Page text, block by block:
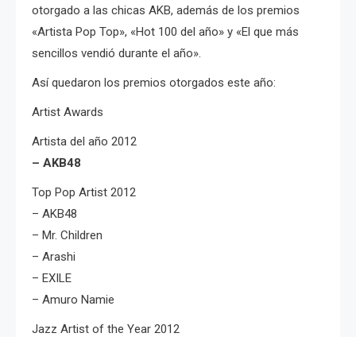
otorgado a las chicas AKB, además de los premios
«Artista Pop Top», «Hot 100 del año» y «El que más
sencillos vendió durante el año».
Así quedaron los premios otorgados este año:
Artist Awards
Artista del año 2012
– AKB48
Top Pop Artist 2012
– AKB48
– Mr. Children
– Arashi
– EXILE
– Amuro Namie
Jazz Artist of the Year 2012